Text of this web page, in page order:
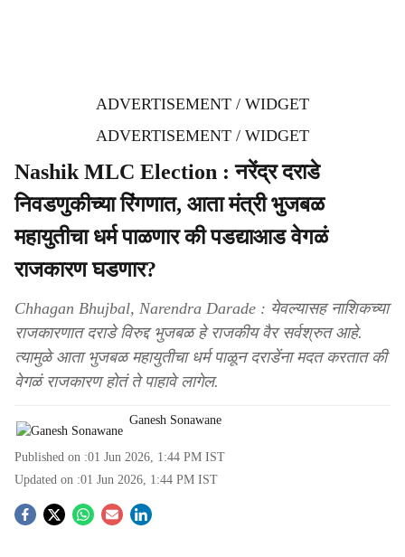
ADVERTISEMENT / WIDGET
ADVERTISEMENT / WIDGET
Nashik MLC Election : नरेंद्र दराडे
निवडणुकीच्या रिंगणात, आता मंत्री भुजबळ
महायुतीचा धर्म पाळणार की पडद्याआड वेगळं
राजकारण घडणार?
Chhagan Bhujbal, Narendra Darade : येवल्यासह नाशिकच्या
राजकारणात दराडे विरुद्द भुजबळ हे राजकीय वैर सर्वश्रुत आहे.
त्यामुळे आता भुजबळ महायुतीचा धर्म पाळून दराडेंना मदत करतात की
वेगळं राजकारण होतं ते पाहावे लागेल.
Ganesh Sonawane
Published on :01 Jun 2026, 1:44 PM IST
Updated on :01 Jun 2026, 1:44 PM IST
S